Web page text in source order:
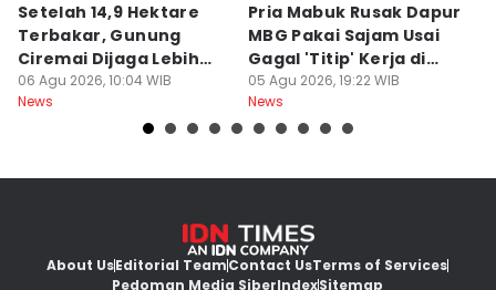
Setelah 14,9 Hektare
Terbakar, Gunung
Ciremai Dijaga Lebih
Ketat
06 Agu 2026, 10:04 WIB
News
Pria Mabuk Rusak Dapur
MBG Pakai Sajam Usai
Gagal 'Titip' Kerja di
Sukabumi
05 Agu 2026, 19:22 WIB
News
About UsEditorial TeamContact UsTerms of Services
Pedoman Media SiberIndexSitemap